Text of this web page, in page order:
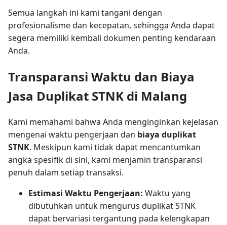
Semua langkah ini kami tangani dengan
profesionalisme dan kecepatan, sehingga Anda dapat
segera memiliki kembali dokumen penting kendaraan
Anda.
Transparansi Waktu dan Biaya
Jasa Duplikat STNK di Malang
Kami memahami bahwa Anda menginginkan kejelasan
mengenai waktu pengerjaan dan biaya duplikat
STNK. Meskipun kami tidak dapat mencantumkan
angka spesifik di sini, kami menjamin transparansi
penuh dalam setiap transaksi.
Estimasi Waktu Pengerjaan: Waktu yang
dibutuhkan untuk mengurus duplikat STNK
dapat bervariasi tergantung pada kelengkapan